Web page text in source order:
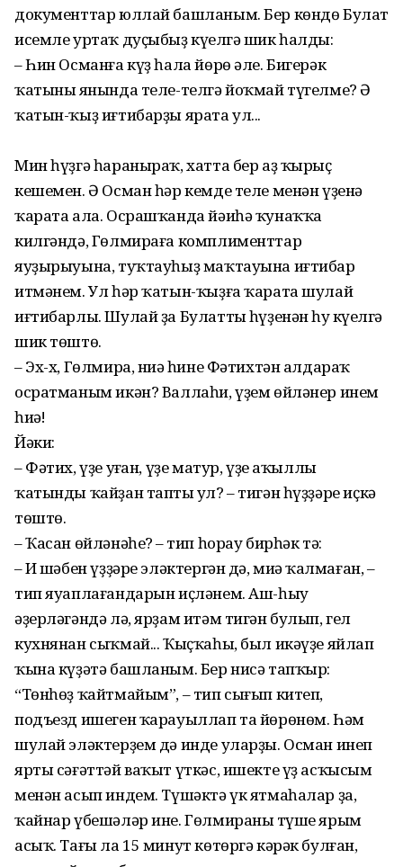
документтар юллай башланым. Бер көндө Булат
исемле уртаҡ дуҫыбыҙ күңелгә шик һалды:
– Һин Османға күҙ һала йөрө әле. Бигерәк
ҡатының янында теле-телгә йоҡмай түгелме? Ә
ҡатын-ҡыҙ иғтибарҙы ярата ул...
Мин һүҙгә һараныраҡ, хатта бер аҙ ҡырыҫ
кешемен. Ә Осман һәр кемде теле менән үҙенә
ҡарата ала. Осрашҡанда йәиһә ҡунаҡҡа
килгәндә, Гөлмираға комплименттар
яуҙырыуына, туҡтауһыҙ маҡтауына иғтибар
итмәнем. Ул һәр ҡатын-ҡыҙға ҡарата шулай
иғтибарлы. Шулай ҙа Булаттың һүҙенән һуң күңелгә
шик төштө.
– Эх-х, Гөлмира, ниңә һине Фәтихтән алдараҡ
осратманым икән? Валлаһи, үҙем өйләнер инем
һиңә!
Йәки:
– Фәтих, үҙе уңған, үҙе матур, үҙе аҡыллы
ҡатынды ҡайҙан таптың ул? – тигән һүҙҙәре иҫкә
төштө.
– Ҡасан өйләнәһең? – тип һорау бирһәк тә:
– Иң шәбен үҙҙәре эләктергән дә, миңә ҡалмаған, –
тип яуаплағандарын иҫләнем. Аш-һыу
әҙерләгәндә лә, ярҙам итәм тигән булып, гел
кухнянан сыҡмай... Ҡыҫҡаһы, был икәүҙе яйлап
ҡына күҙәтә башланым. Бер нисә тапҡыр:
“Төнһөҙ ҡайтмайым”, – тип сығып китеп,
подъезд ишеген ҡарауыллап та йөрөнөм. Һәм
шулай эләктерҙем дә инде уларҙы. Осман инеп
ярты сәғәттәй ваҡыт үткәс, ишекте үҙ асҡысым
менән асып индем. Түшәктә үк ятмаһалар ҙа,
ҡайнар үбешәләр ине. Гөлмираның түше ярым
асыҡ. Тағы ла 15 минут көтөргә кәрәк булған,